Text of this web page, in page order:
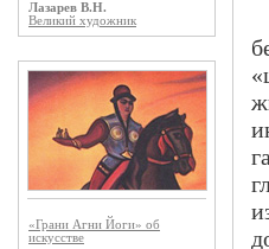
Лазарев В.Н.
Великий художник
«Грани Агни Йоги» об
искусстве